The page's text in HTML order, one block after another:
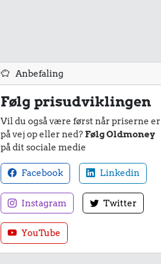
Anbefaling
Følg prisudviklingen
Vil du også være først når priserne er
på vej op eller ned?Følg Oldmoney
på dit sociale medie
Facebook Linkedin
Instagram Twitter
YouTube